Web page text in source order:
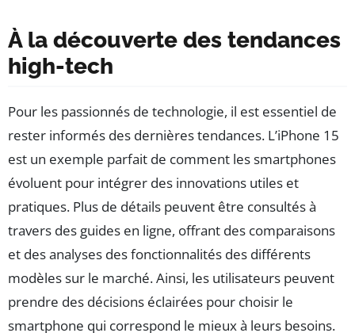
À la découverte des tendances
high-tech
Pour les passionnés de technologie, il est essentiel de
rester informés des dernières tendances. L’iPhone 15
est un exemple parfait de comment les smartphones
évoluent pour intégrer des innovations utiles et
pratiques. Plus de détails peuvent être consultés à
travers des guides en ligne, offrant des comparaisons
et des analyses des fonctionnalités des différents
modèles sur le marché. Ainsi, les utilisateurs peuvent
prendre des décisions éclairées pour choisir le
smartphone qui correspond le mieux à leurs besoins.